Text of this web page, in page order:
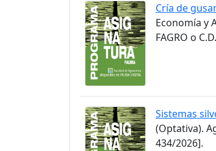
Cría de
Economía y
FAGRO o
Sistemas
(Optativa).
434/2026].